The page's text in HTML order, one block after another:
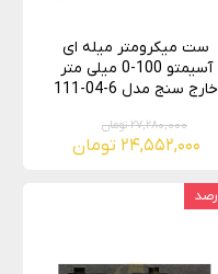
ست میکرومتر میله ای
آسیمتو 100-0 میلی متر
خارج سنج مدل 6-04-111
۲۷,۲۸۰,۰۰۰ تومان
۲۴,۵۵۲,۰۰۰ تومان